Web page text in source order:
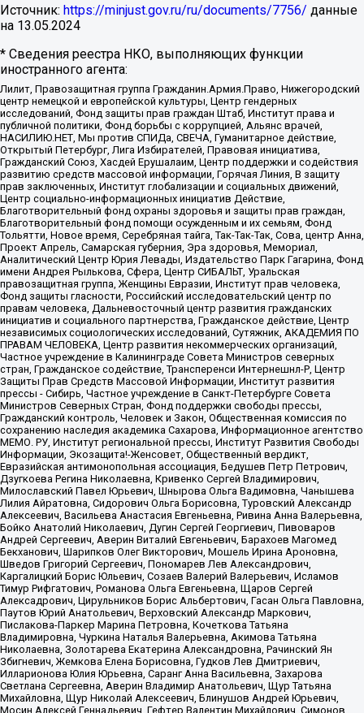
Источник: https://minjust.gov.ru/ru/documents/7756/ данные
на 13.05.2024
* Сведения реестра НКО, выполняющих функции
иностранного агента:
Лилит, Правозащитная группа Гражданин.Армия.Право, Нижегородский
центр немецкой и европейской культуры, Центр гендерных
исследований, Фонд защиты прав граждан Штаб, Институт права и
публичной политики, Фонд борьбы с коррупцией, Альянс врачей,
НАСИЛИЮ.НЕТ, Мы против СПИДа, СВЕЧА, Гуманитарное действие,
Открытый Петербург, Лига Избирателей, Правовая инициатива,
Гражданский Союз, Хасдей Ерушалаим, Центр поддержки и содействия
развитию средств массовой информации, Горячая Линия, В защиту
прав заключенных, Институт глобализации и социальных движений,
Центр социально-информационных инициатив Действие,
Благотворительный фонд охраны здоровья и защиты прав граждан,
Благотворительный фонд помощи осужденным и их семьям, Фонд
Тольятти, Новое время, Серебряная тайга, Так-Так-Так, Сова, центр Анна,
Проект Апрель, Самарская губерния, Эра здоровья, Мемориал,
Аналитический Центр Юрия Левады, Издательство Парк Гагарина, Фонд
имени Андрея Рылькова, Сфера, Центр СИБАЛЬТ, Уральская
правозащитная группа, Женщины Евразии, Институт прав человека,
Фонд защиты гласности, Российский исследовательский центр по
правам человека, Дальневосточный центр развития гражданских
инициатив и социального партнерства, Гражданское действие, Центр
независимых социологических исследований, Сутяжник, АКАДЕМИЯ ПО
ПРАВАМ ЧЕЛОВЕКА, Центр развития некоммерческих организаций,
Частное учреждение в Калининграде Совета Министров северных
стран, Гражданское содействие, Трансперенси Интернешнл-Р, Центр
Защиты Прав Средств Массовой Информации, Институт развития
прессы - Сибирь, Частное учреждение в Санкт-Петербурге Совета
Министров Северных Стран, Фонд поддержки свободы прессы,
Гражданский контроль, Человек и Закон, Общественная комиссия по
сохранению наследия академика Сахарова, Информационное агентство
МЕМО. РУ, Институт региональной прессы, Институт Развития Свободы
Информации, Экозащита!-Женсовет, Общественный вердикт,
Евразийская антимонопольная ассоциация, Бедушев Петр Петрович,
Дзугкоева Регина Николаевна, Кривенко Сергей Владимирович,
Милославский Павел Юрьевич, Шнырова Ольга Вадимовна, Чанышева
Лилия Айратовна, Сидорович Ольга Борисовна, Туровский Александр
Алексеевич, Васильева Анастасия Евгеньевна, Ривина Анна Валерьевна,
Бойко Анатолий Николаевич, Дугин Сергей Георгиевич, Пивоваров
Андрей Сергеевич, Аверин Виталий Евгеньевич, Барахоев Магомед
Бекханович, Шарипков Олег Викторович, Мошель Ирина Ароновна,
Шведов Григорий Сергеевич, Пономарев Лев Александрович,
Каргалицкий Борис Юльевич, Созаев Валерий Валерьевич, Исламов
Тимур Рифгатович, Романова Ольга Евгеньевна, Щаров Сергей
Алексадрович, Цирульников Борис Альбертович, Гасан Ольга Павловна,
Паутов Юрий Анатольевич, Верховский Александр Маркович,
Пислакова-Паркер Марина Петровна, Кочеткова Татьяна
Владимировна, Чуркина Наталья Валерьевна, Акимова Татьяна
Николаевна, Золотарева Екатерина Александровна, Рачинский Ян
Збигневич, Жемкова Елена Борисовна, Гудков Лев Дмитриевич,
Илларионова Юлия Юрьевна, Саранг Анна Васильевна, Захарова
Светлана Сергеевна, Аверин Владимир Анатольевич, Щур Татьяна
Михайловна, Щур Николай Алексеевич, Блинушов Андрей Юрьевич,
Мосин Алексей Геннадьевич, Гефтер Валентин Михайлович, Симонов